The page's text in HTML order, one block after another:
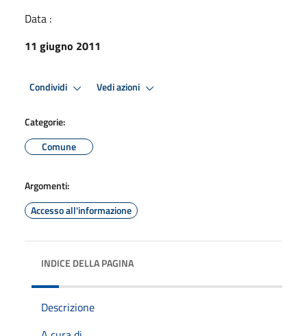
Data :
11 giugno 2011
Condividi Vedi azioni
Categorie:
Comune
Argomenti:
Accesso all'informazione
INDICE DELLA PAGINA
Descrizione